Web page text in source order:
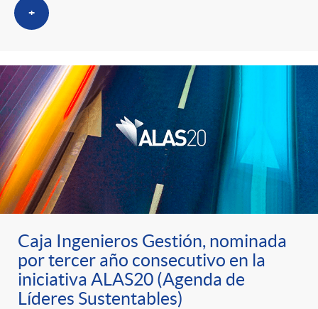
n
i
d
o
s
+
Caja Ingenieros Gestión, nominada
por tercer año consecutivo en la
iniciativa ALAS20 (Agenda de
Líderes Sustentables)